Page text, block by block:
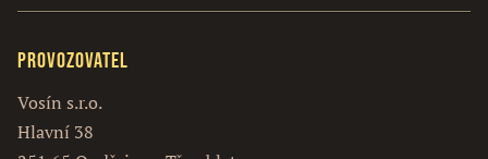
Provozovatel
Vosín s.r.o.
Hlavní 38